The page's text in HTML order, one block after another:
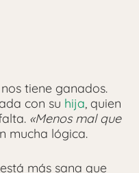
nos tiene ganados.
con su hija, quien
«Menos mal que
mucha lógica.
más sana que